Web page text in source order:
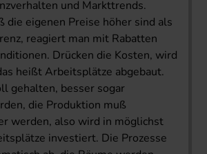
und Markttrends.
die eigenen Preise höher sind als
reagiert man mit Rabatten
Drücken die Kosten, wird
heißt Arbeitsplätze abgebaut.
gehalten, besser sogar
die Produktion muß
werden, also wird in möglichst
investiert. Die Prozesse